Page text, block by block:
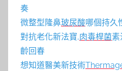
奏
微整型隆鼻玻尿酸哪個持久
對抗老化新法寶,肉毒桿菌素
齡回春
想知道醫美新技術